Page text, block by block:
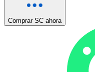
Comprar SC ahora